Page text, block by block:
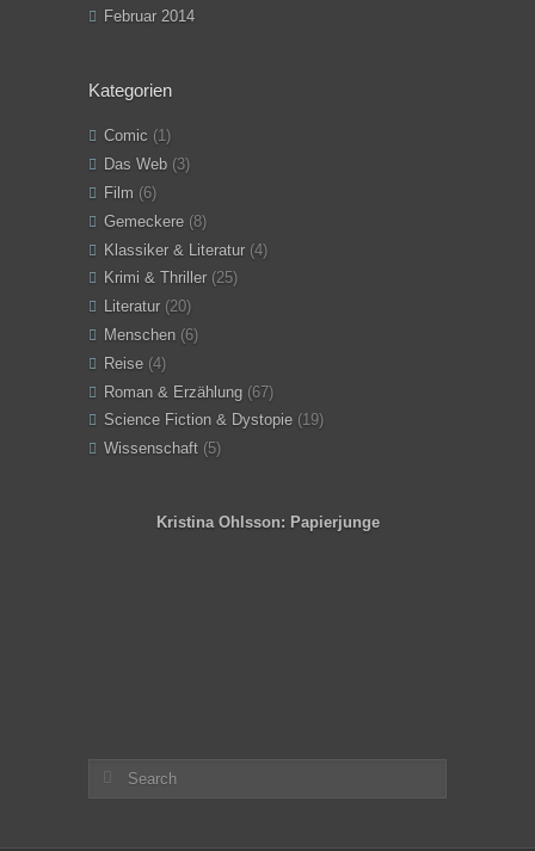
Februar 2014
Kategorien
Comic (1)
Das Web (3)
Film (6)
Gemeckere (8)
Klassiker & Literatur (4)
Krimi & Thriller (25)
Literatur (20)
Menschen (6)
Reise (4)
Roman & Erzählung (67)
Science Fiction & Dystopie (19)
Wissenschaft (5)
Kristina Ohlsson: Papierjunge